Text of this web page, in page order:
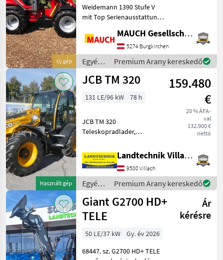
Új gép
Weidemann 1390 Stufe V
mit Top Serienausstattung:
(auto-hold Funktion), 2
Hubzylinder
Fahrerschutzdach mit
Rückhaltesystem
produziert in
MAUCH Gesellschaft m.b.H. & Co.KG
5274 Burgkirchen
Egyéb
mezőgazdasági
erőgépek
Weidemann
Premium Arany kereskedő
Használt gép
JCB TM 320
159.480
€
20 % ÁFA-
val
132.900 €
nettó
131 LE/96 kW 78 h
JCB TM 320
Teleskopradlader,
131-PS-Motor, Powershift-
Getriebe 40 km/h,
Bereifung: 460/70R24
Michelin, Q-Fit Aufnahme
und hydr. Verriegelun
Landtechnik Villach GmbH
9500 Villach
Egyéb
mezőgazdasági
erőgépek
/ JCB
Premium Arany kereskedő
Giant G2700 HD+
TELE
Ár
kérésre
50 LE/37 kW
Gy. év 2026
68447. sz. G2700 HD+ TELE